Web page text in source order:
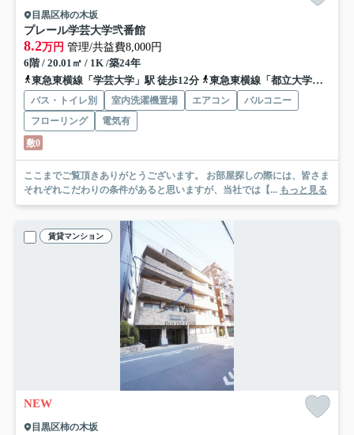
目黒区柿の木坂
プレール学芸大学弐番館
8.2万円 管理/共益費8,000円
6階 / 20.01㎡ / 1K /築24年
東急東横線「学芸大学」駅 徒歩12分
東急東横線「都立大学」駅 徒歩16分
バス・トイレ別 室内洗濯機置場 エアコン
バルコニー
フローリング
電気有
敷0
ここまでご覧頂きありがとうございます。 お部屋探しの際には、皆さま
それぞれこだわりの条件があると思いますが、当社では【... もっと見る
賃貸マンション
NEW
目黒区柿の木坂